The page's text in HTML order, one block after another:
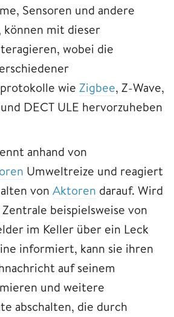
Sensoren und andere
können mit dieser
wobei die
wie Zigbee, Z-Wave,
DECT ULE hervorzuheben
anhand von
Umweltreize und reagiert
von Aktoren darauf. Wird
beispielsweise von
im Keller über ein Leck
informiert, kann sie ihren
auf seinem
und weitere
abschalten, die durch